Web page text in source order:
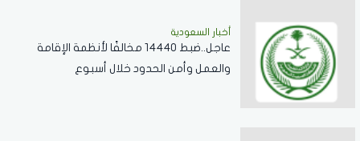
أخبار السعودية
عاجل..ضبط 14440 مخالفًا لأنظمة الإقامة
والعمل وأمن الحدود خلال أسبوع